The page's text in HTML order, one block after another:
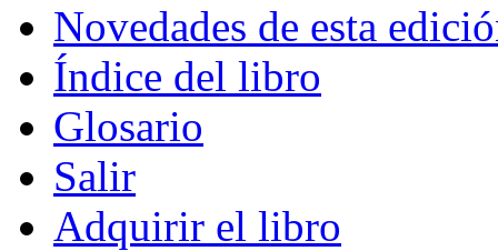
Novedades de esta
Índice del libro
Glosario
Salir
Adquirir el libro